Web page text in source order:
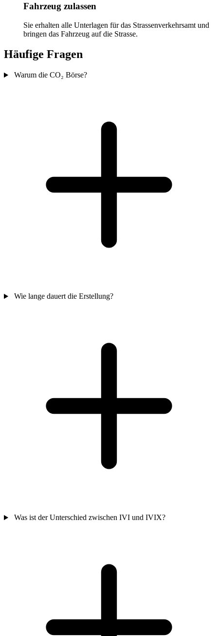
Fahrzeug zulassen
Sie erhalten alle Unterlagen für das Strassenverkehrsamt und
bringen das Fahrzeug auf die Strasse.
Häufige Fragen
Warum die CO₂ Börse?
Wie lange dauert die Erstellung?
Was ist der Unterschied zwischen IVI und IVIX?